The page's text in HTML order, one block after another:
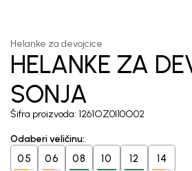
Helanke za devojcice
HELANKE ZA
SONJA
Šifra proizvoda: 1261OZ0I10O02
Odaberi veličinu:
05 06 08 10 12 14